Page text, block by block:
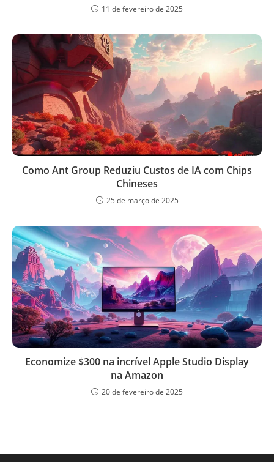
11 de fevereiro de 2025
Como Ant Group Reduziu Custos de IA com Chips
Chineses
25 de março de 2025
Economize $300 na incrível Apple Studio Display
na Amazon
20 de fevereiro de 2025